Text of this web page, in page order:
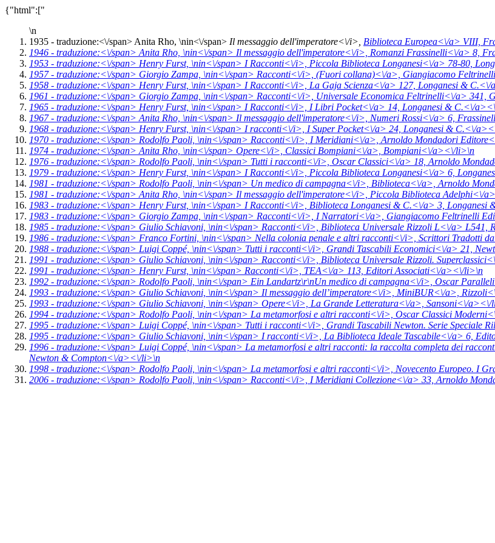
{"html":["
\n
1935 - traduzione:<\/span> Anita Rho, \nin<\/span> Il messaggio dell'imperatore<\/i>, Biblioteca Europea<\/a> VIII,
1946 - traduzione:<\/span> Anita Rho, \nin<\/span> Il messaggio dell'imperatore<\/i>, Romanzi Frassinelli<\/a> 8,
1953 - traduzione:<\/span> Henry Furst, \nin<\/span> I Racconti<\/i>, Piccola Biblioteca Longanesi<\/a> 78-80,
1957 - traduzione:<\/span> Giorgio Zampa, \nin<\/span> Racconti<\/i>, (Fuori collana)<\/a>, Giangiacomo
1958 - traduzione:<\/span> Henry Furst, \nin<\/span> I Racconti<\/i>, La Gaja Scienza<\/a> 127, Longanesi &
1961 - traduzione:<\/span> Giorgio Zampa, \nin<\/span> Racconti<\/i>, Universale Economica Feltrinelli<\/a> 341,
1965 - traduzione:<\/span> Henry Furst, \nin<\/span> I Racconti<\/i>, I Libri Pocket<\/a> 14, Longanesi & C.<\/
1967 - traduzione:<\/span> Anita Rho, \nin<\/span> Il messaggio dell'imperatore<\/i>, Numeri Rossi<\/a> 6,
1968 - traduzione:<\/span> Henry Furst, \nin<\/span> I racconti<\/i>, I Super Pocket<\/a> 24, Longanesi & C.<\/
1970 - traduzione:<\/span> Rodolfo Paoli, \nin<\/span> Racconti<\/i>, I Meridiani<\/a>, Arnoldo Mondadori
1974 - traduzione:<\/span> Anita Rho, \nin<\/span> Opere<\/i>, Classici Bompiani<\/a>, Bompiani<\/a><\/li>\n
1976 - traduzione:<\/span> Rodolfo Paoli, \nin<\/span> Tutti i racconti<\/i>, Oscar Classici<\/a> 18, Arnoldo
1979 - traduzione:<\/span> Henry Furst, \nin<\/span> I Racconti<\/i>, Piccola Biblioteca Longanesi<\/a> 6,
1981 - traduzione:<\/span> Rodolfo Paoli, \nin<\/span> Un medico di campagna<\/i>, Biblioteca<\/a>, Arnoldo
1981 - traduzione:<\/span> Anita Rho, \nin<\/span> Il messaggio dell'imperatore<\/i>, Piccola Biblioteca Adelphi<\/a>
1983 - traduzione:<\/span> Henry Furst, \nin<\/span> I Racconti<\/i>, Biblioteca Longanesi & C.<\/a> 3, Longanesi
1983 - traduzione:<\/span> Giorgio Zampa, \nin<\/span> Racconti<\/i>, I Narratori<\/a>, Giangiacomo Feltrinelli
1985 - traduzione:<\/span> Giulio Schiavoni, \nin<\/span> Racconti<\/i>, Biblioteca Universale Rizzoli L<\/a> L541,
1986 - traduzione:<\/span> Franco Fortini, \nin<\/span> Nella colonia penale e altri racconti<\/i>, Scrittori Tradotti
1988 - traduzione:<\/span> Luigi Coppé, \nin<\/span> Tutti i racconti<\/i>, Grandi Tascabili Economici<\/a> 21,
1991 - traduzione:<\/span> Giulio Schiavoni, \nin<\/span> Racconti<\/i>, Biblioteca Universale Rizzoli.
1991 - traduzione:<\/span> Henry Furst, \nin<\/span> Racconti<\/i>, TEA<\/a> 113, Editori Associati<\/a><\/li>\n
1992 - traduzione:<\/span> Rodolfo Paoli, \nin<\/span> Ein Landartz\r\nUn medico di campagna<\/i>, Oscar
1993 - traduzione:<\/span> Giulio Schiavoni, \nin<\/span> Il messaggio dell’imperatore<\/i>, MiniBUR<\/a>,
1993 - traduzione:<\/span> Giulio Schiavoni, \nin<\/span> Opere<\/i>, La Grande Letteratura<\/a>, Sansoni<\/a><\/
1994 - traduzione:<\/span> Rodolfo Paoli, \nin<\/span> La metamorfosi e altri racconti<\/i>, Oscar Classici
1995 - traduzione:<\/span> Luigi Coppé, \nin<\/span> Tutti i racconti<\/i>, Grandi Tascabili Newton. Serie Speciale
1995 - traduzione:<\/span> Giulio Schiavoni, \nin<\/span> I racconti<\/i>, La Biblioteca Ideale Tascabile<\/a> 6,
1996 - traduzione:<\/span> Luigi Coppé, \nin<\/span> La metamorfosi e altri racconti: la raccolta completa dei
Newton & Compton<\/a><\/li>\n
1998 - traduzione:<\/span> Rodolfo Paoli, \nin<\/span> La metamorfosi e altri racconti<\/i>, Novecento Europeo. I
2006 - traduzione:<\/span> Rodolfo Paoli, \nin<\/span> Racconti<\/i>, I Meridiani Collezione<\/a> 33, Arnoldo